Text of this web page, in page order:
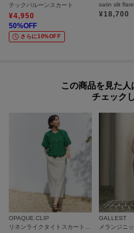
テックバルーンスカート
¥4,950
50%OFF
さらに10%OFF
satin slit
¥18,700
この商品を見た
チェック
OPAQUE.CLIP
リネンライクタイトスカート【洗濯機OK】
GALLEST
メランジニ